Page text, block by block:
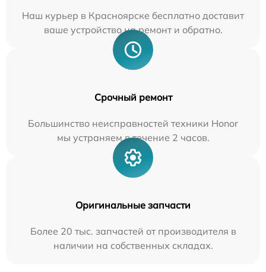
Наш курьер в Красноярске бесплатно доставит
ваше устройство на ремонт и обратно.
Срочный ремонт
Большинство неисправностей техники Honor
мы устраняем в течение 2 часов.
Оригинальные запчасти
Более 20 тыс. запчастей от производителя в
наличии на собственных складах.